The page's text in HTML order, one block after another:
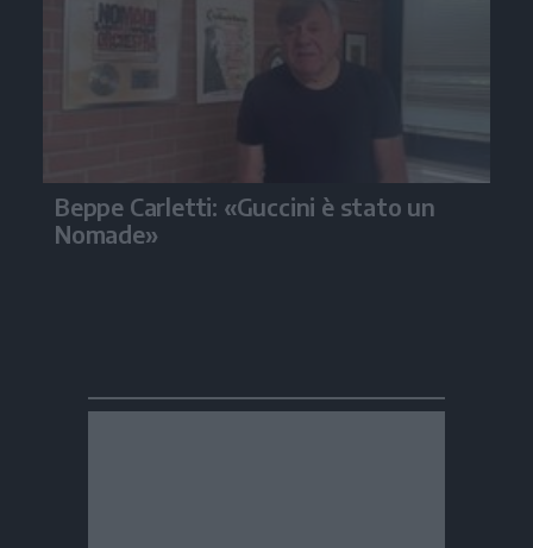
Beppe Carletti: «Guccini è stato un
Nomade»